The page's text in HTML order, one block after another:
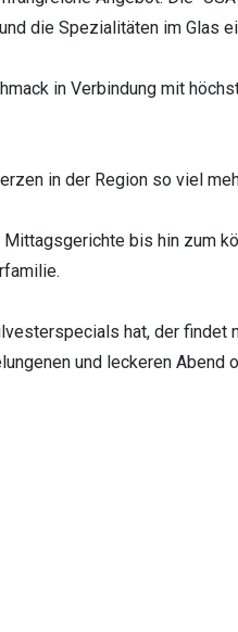
die Spezialitäten im Glas
in Verbindung mit
in der Region so viel
bis hin zum
hat, der
und leckeren Abend